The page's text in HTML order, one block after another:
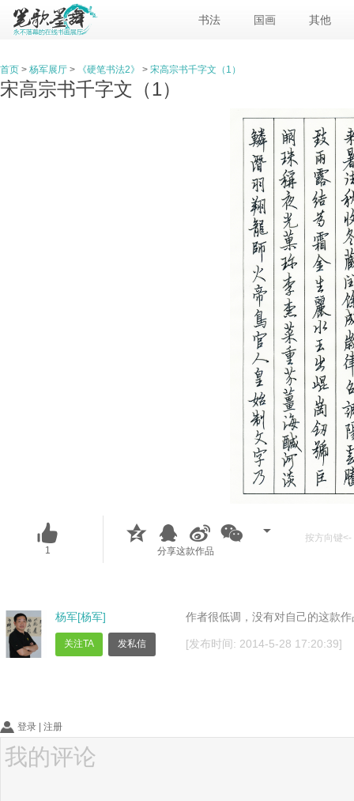
书法 国画 其他
首页 > 杨军展厅 > 《硬笔书法2》 > 宋高宗书千字文（1）
宋高宗书千字文（1）
1 分享这款作品
按方向键
作者很低调，没有对自己的这款
[发布时间: 2014-5-28 17:20:39]
杨军[杨军]
关注TA 发私信
登录 注册